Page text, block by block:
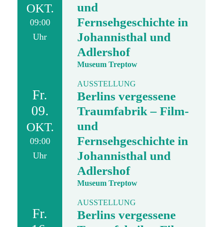
OKT.
09:00
Uhr
und
Fernsehgeschichte in
Johannisthal und
Adlershof
Museum Treptow
Fr.
09.
OKT.
09:00
Uhr
AUSSTELLUNG
Berlins vergessene
Traumfabrik – Film-
und
Fernsehgeschichte in
Johannisthal und
Adlershof
Museum Treptow
Fr.
AUSSTELLUNG
Berlins vergessene